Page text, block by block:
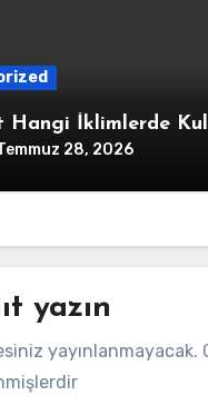
Hangi İklimlerde
28, 2026
yazın
yayınlanmayacak.